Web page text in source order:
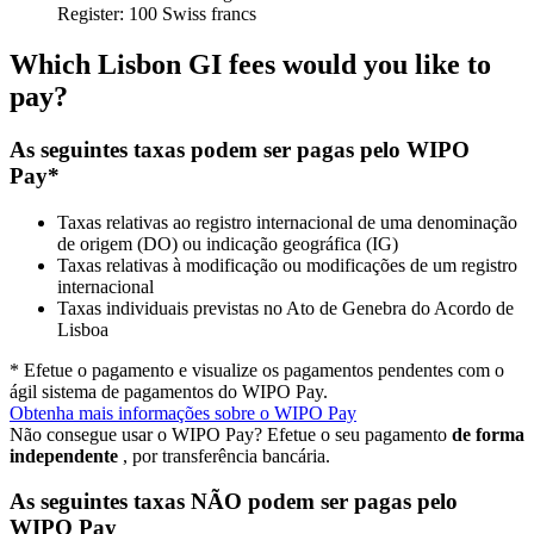
Register: 100 Swiss francs
Which Lisbon GI fees would you like to
pay?
As seguintes taxas podem ser pagas pelo WIPO
Pay*
Taxas relativas ao registro internacional de uma denominação
de origem (DO) ou indicação geográfica (IG)
Taxas relativas à modificação ou modificações de um registro
internacional
Taxas individuais previstas no Ato de Genebra do Acordo de
Lisboa
* Efetue o pagamento e visualize os pagamentos pendentes com o
ágil sistema de pagamentos do WIPO Pay.
Obtenha mais informações sobre o WIPO Pay
Não consegue usar o WIPO Pay? Efetue o seu pagamento de forma
independente , por transferência bancária.
As seguintes taxas NÃO podem ser pagas pelo
WIPO Pay